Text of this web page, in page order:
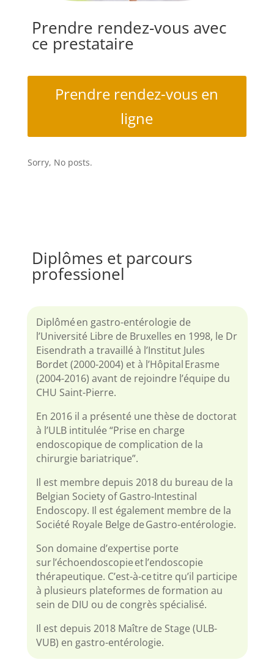
Prendre rendez-vous avec
ce prestataire
Prendre rendez-vous en
ligne
Sorry, No posts.
Diplômes et parcours
professionel
Diplômé en gastro-entérologie de
l’Université Libre de Bruxelles en 1998, le Dr
Eisendrath a travaillé à l’Institut Jules
Bordet (2000-2004) et à l’Hôpital Erasme
(2004-2016) avant de rejoindre l’équipe du
CHU Saint-Pierre.
En 2016 il a présenté une thèse de doctorat
à l’ULB intitulée “Prise en charge
endoscopique de complication de la
chirurgie bariatrique”.
Il est membre depuis 2018 du bureau de la
Belgian Society of Gastro-Intestinal
Endoscopy. Il est également membre de la
Société Royale Belge de Gastro-entérologie.
Son domaine d’expertise porte
sur l’échoendoscopie et l’endoscopie
thérapeutique. C’est-à-ce titre qu’il participe
à plusieurs plateformes de formation au
sein de DIU ou de congrès spécialisé.
Il est depuis 2018 Maître de Stage (ULB-
VUB) en gastro-entérologie.